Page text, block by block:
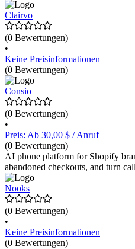
Clairvo
(0 Bewertungen)
•
Keine Preisinformationen
(0 Bewertungen)
Consio
(0 Bewertungen)
•
Preis: Ab 30,00 $ / Anruf
(0 Bewertungen)
AI phone platform for Shopify
abandoned checkouts, and turn
Nooks
(0 Bewertungen)
•
Keine Preisinformationen
(0 Bewertungen)